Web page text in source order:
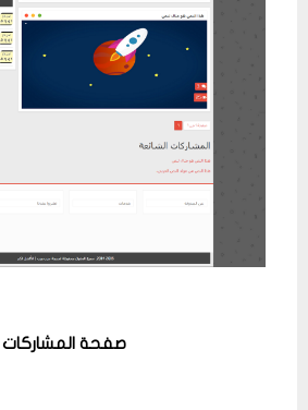
صفحة المشاركات